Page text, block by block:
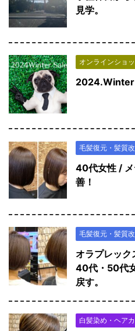
見学。
オンラインショ
2024.Winter
毛髪復元・髪質
40代女性 /
善！
毛髪復元・髪質
オラプレック
40代・50代
戻す。
白髪染め・ヘア